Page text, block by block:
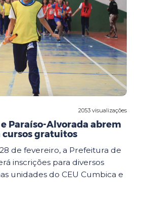
2053 visualizações
e Paraíso-Alvorada abrem
cursos gratuitos
de fevereiro, a Prefeitura de
inscrições para diversos
unidades do CEU Cumbica e